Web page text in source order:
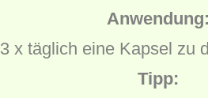
3 x täglich eine Kapsel zu
Tipp: